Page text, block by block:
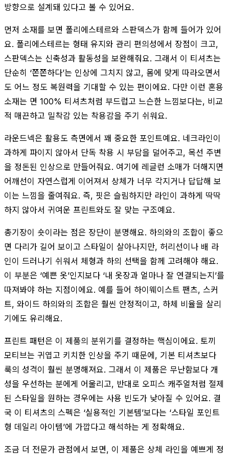
방향으로 설계돼 있다고 볼 수 있어요.
먼저 소재를 보면 폴리에스테르와 스판덱스가 함께 들어가 있어
요. 폴리에스테르는 형태 유지와 관리 편의성에서 장점이 크고,
스판덱스는 신축성과 활동성을 보완해줘요. 그래서 이 티셔츠는
단순히 ‘쫀쫀하다’는 인상에 그치지 않고, 몸에 맞게 따라오면서
도 어느 정도 복원력을 기대할 수 있는 편이에요. 다만 이런 혼용
소재는 면 100% 티셔츠처럼 부드럽고 느슨한 느낌보다는, 비교
적 매끈하고 밀착감 있는 착용감을 주기 쉬워요.
라운드넥은 활용도 측면에서 꽤 중요한 포인트예요. 네크라인이
과하게 파이지 않아서 단독 착용 시 부담을 덜어주고, 목선 주변
을 정돈된 인상으로 만들어줘요. 여기에 레글런 소매가 더해지면
어깨선이 자연스럽게 이어져서 상체가 너무 각지거나 답답해 보
이는 느낌을 줄여줘요. 즉, 핏은 슬림하지만 라인이 과하게 딱딱
하지 않아서 귀여운 프린트와도 잘 맞는 구조예요.
총기장이 숏이라는 점은 장단이 분명해요. 하의와의 조합이 좋으
면 다리가 길어 보이고 스타일이 살아나지만, 허리선이나 배 라
인이 드러나기 쉬워서 체형과 하의 선택을 함께 고려해야 해요.
이 부분은 ‘예쁜 옷’인지보다 ‘내 옷장과 얼마나 잘 연결되는지’를
따져봐야 하는 지점이에요. 예를 들어 하이웨이스트 팬츠, 스커
트, 와이드 하의와의 조합은 훨씬 안정적이고, 하체 비율을 살리
기에도 유리해요.
프린트 패턴은 이 제품의 분위기를 결정하는 핵심이에요. 토끼
모티브는 귀엽고 키치한 인상을 주기 때문에, 기본 티셔츠보다
룩의 성격이 훨씬 분명해져요. 그래서 이 제품은 무난함보다 개
성을 우선하는 분에게 어울리고, 반대로 오피스 캐주얼처럼 절제
된 스타일을 원하는 경우에는 사용 빈도가 낮아질 수 있어요. 결
국 이 티셔츠의 스펙은 ‘실용적인 기본템’보다는 ‘스타일 포인트
형 데일리 아이템’에 가깝다고 해석하는 게 정확해요.
조금 더 전문가 관점에서 보면, 이 제품은 상체 라인을 예쁘게 정